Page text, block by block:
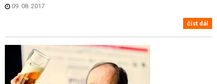
09. 08. 2017
číst dál